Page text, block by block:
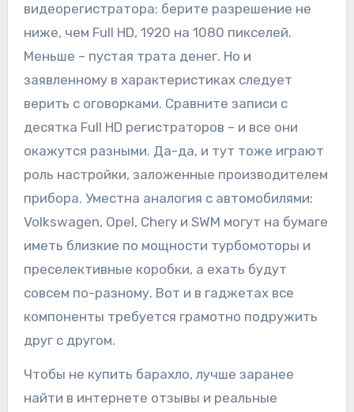
видеорегистратора: берите разрешение не
ниже, чем Full HD, 1920 на 1080 пикселей.
Меньше – пустая трата денег. Но и
заявленному в характеристиках следует
верить с оговорками. Сравните записи с
десятка Full HD регистраторов – и все они
окажутся разными. Да-да, и тут тоже играют
роль настройки, заложенные производителем
прибора. Уместна аналогия с автомобилями:
Volkswagen, Opel, Chery и SWM могут на бумаге
иметь близкие по мощности турбомоторы и
преселективные коробки, а ехать будут
совсем по-разному. Вот и в гаджетах все
компоненты требуется грамотно подружить
друг с другом.
Чтобы не купить барахло, лучше заранее
найти в интернете отзывы и реальные